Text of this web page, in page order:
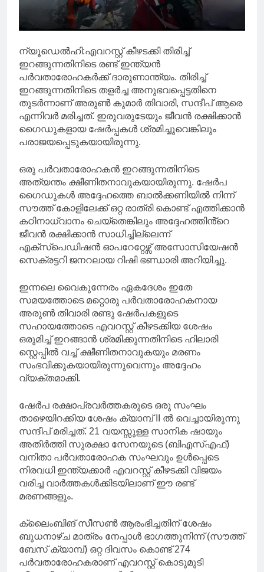
ന്യൂഡെൽഹി:എവറസ്റ്റ് കീഴടക്കി തിരിച്ച്
ഇറങ്ങുന്നതിനിടെ രണ്ട് ഇന്ത്യൻ
പർവതാരോഹകർക്ക് ദാരുണാന്ത്യം. തിരിച്ച്
ഇറങ്ങുന്നതിനിടെ തളർച്ച അനുഭവപ്പെട്ടതിനെ
തുടർന്നാണ് അരുൺ കുമാർ തിവാരി, സന്ദീപ് ആരെ
എന്നിവർ മരിച്ചത്. ഇരുവരുടേയും ജീവൻ രക്ഷിക്കാൻ
ഗൈഡുകളായ ഷേർപ്പകൾ ശ്രമിച്ചുവെങ്കിലും
പരാജയപ്പെടുകയായിരുന്നു.
ഒരു പർവതാരോഹകൻ ഇറങ്ങുന്നതിനിടെ
അത്യന്തം ക്ഷീണിതനാവുകയായിരുന്നു. ഷേർപ
ഗൈഡുകൾ അദ്ദേഹത്തെ ബാൽക്കണിയിൽ നിന്ന്
സൗത്ത് കോളിലേക്ക് ഒറ്റ രാത്രി കൊണ്ട് എത്തിക്കാൻ
കഠിനാധ്വാനം ചെയ്തെങ്കിലും അദ്ദേഹത്തിൻ്റെ
ജീവൻ രക്ഷിക്കാൻ സാധിച്ചില്ലെന്ന്
എക്സ്പെഡിഷൻ ഓപറേറ്റേഴ്സ് അസോസിയേഷൻ
സെക്രട്ടറി ജനറലായ റിഷി ഭണ്ഡാരി അറിയിച്ചു.
ഇന്നലെ വൈകുന്നേരം ഏകദേശം ഇതേ
സമയത്തോടെ മറ്റൊരു പർവതാരോഹകനായ
അരുൺ തിവാരി രണ്ടു ഷേർപകളുടെ
സഹായത്തോടെ എവറസ്റ്റ് കീഴടക്കിയ ശേഷം
ഒരുമിച്ച് ഇറങ്ങാൻ ശ്രമിക്കുന്നതിനിടെ ഹിലാരി
സ്റ്റെപ്പിൽ വച്ച് ക്ഷീണിതനാവുകയും മരണം
സംഭവിക്കുകയായിരുന്നുവെന്നും അദ്ദേഹം
വ്യക്തമാക്കി.
ഷേർപ രക്ഷാപ്രവർത്തകരുടെ ഒരു സംഘം
താഴെയിറക്കിയ ശേഷം ക്യാമ്പ് II ൽ വെച്ചായിരുന്നു
സന്ദീപ് മരിച്ചത്. 21 വയസ്സുള്ള സാനിക ഷായും
അതിർത്തി സുരക്ഷാ സേനയുടെ (ബിഎസ്എഫ്)
വനിതാ പർവതാരോഹക സംഘവും ഉൾപ്പെടെ
നിരവധി ഇന്ത്യക്കാർ എവറസ്റ്റ് കീഴടക്കി വിജയം
വരിച്ച വാർത്തകൾക്കിടയിലാണ് ഈ രണ്ട്
മരണങ്ങളും.
ക്ലൈംബിങ് സീസൺ ആരംഭിച്ചതിന് ശേഷം
ബുധനാഴ്ച മാത്രം നേപ്പാൾ ഭാഗത്തുനിന്ന് (സൗത്ത്
ബേസ് ക്യാമ്പ്) ഒറ്റ ദിവസം കൊണ്ട് 274
പർവതാരോഹകരാണ് എവറസ്റ്റ് കൊടുമുടി